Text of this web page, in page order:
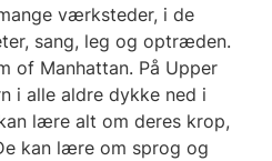
værksteder, i de
sang, leg og optræden.
of Manhattan. På Upper
i alle aldre dykke ned i
lære alt om deres krop,
kan lære om sprog og